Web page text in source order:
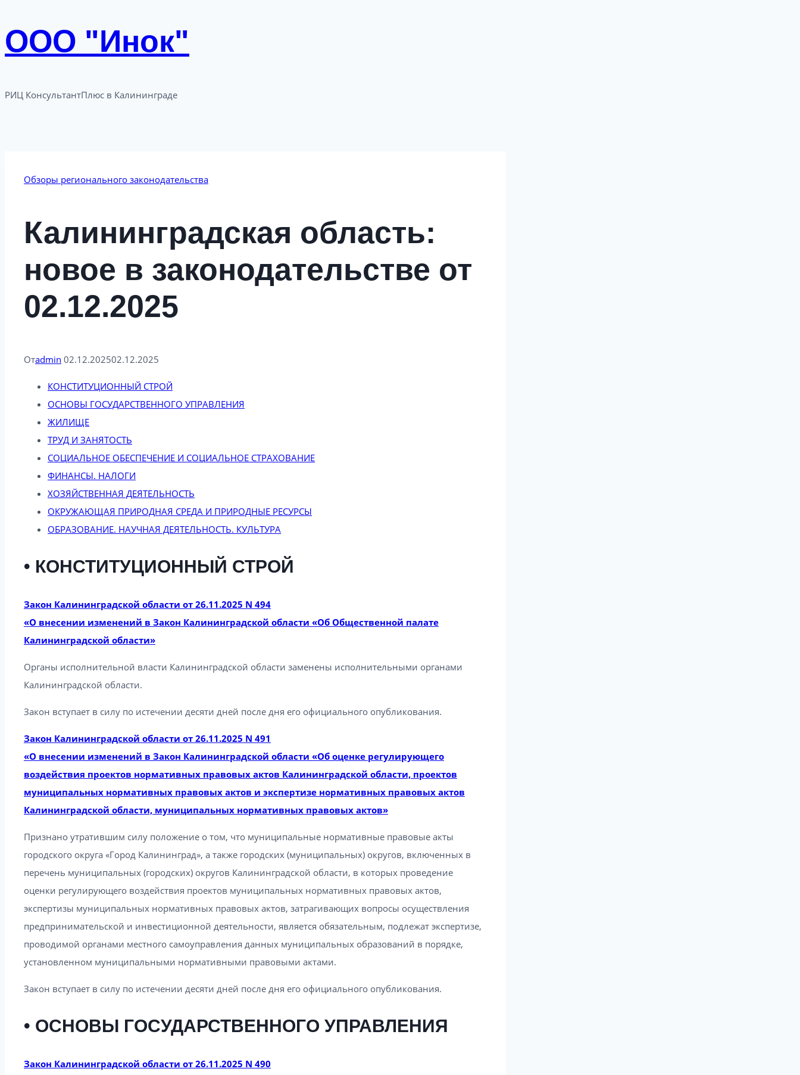
ООО "Инок"
РИЦ КонсультантПлюс в Калининграде​
Обзоры регионального законодательства
Калининградская область:
новое в законодательстве от
02.12.2025
Отadmin 02.12.202502.12.2025
КОНСТИТУЦИОННЫЙ СТРОЙ
ОСНОВЫ ГОСУДАРСТВЕННОГО УПРАВЛЕНИЯ
ЖИЛИЩЕ
ТРУД И ЗАНЯТОСТЬ
СОЦИАЛЬНОЕ ОБЕСПЕЧЕНИЕ И СОЦИАЛЬНОЕ СТРАХОВАНИЕ
ФИНАНСЫ. НАЛОГИ
ХОЗЯЙСТВЕННАЯ ДЕЯТЕЛЬНОСТЬ
ОКРУЖАЮЩАЯ ПРИРОДНАЯ СРЕДА И ПРИРОДНЫЕ РЕСУРСЫ
ОБРАЗОВАНИЕ. НАУЧНАЯ ДЕЯТЕЛЬНОСТЬ. КУЛЬТУРА
• КОНСТИТУЦИОННЫЙ СТРОЙ
Закон Калининградской области от 26.11.2025 N 494
«О внесении изменений в Закон Калининградской области «Об Общественной палате
Калининградской области»
Органы исполнительной власти Калининградской области заменены исполнительными органами
Калининградской области.
Закон вступает в силу по истечении десяти дней после дня его официального опубликования.
Закон Калининградской области от 26.11.2025 N 491
«О внесении изменений в Закон Калининградской области «Об оценке регулирующего
воздействия проектов нормативных правовых актов Калининградской области, проектов
муниципальных нормативных правовых актов и экспертизе нормативных правовых актов
Калининградской области, муниципальных нормативных правовых актов»
Признано утратившим силу положение о том, что муниципальные нормативные правовые акты
городского округа «Город Калининград», а также городских (муниципальных) округов, включенных в
перечень муниципальных (городских) округов Калининградской области, в которых проведение
оценки регулирующего воздействия проектов муниципальных нормативных правовых актов,
экспертизы муниципальных нормативных правовых актов, затрагивающих вопросы осуществления
предпринимательской и инвестиционной деятельности, является обязательным, подлежат экспертизе,
проводимой органами местного самоуправления данных муниципальных образований в порядке,
установленном муниципальными нормативными правовыми актами.
Закон вступает в силу по истечении десяти дней после дня его официального опубликования.
• ОСНОВЫ ГОСУДАРСТВЕННОГО УПРАВЛЕНИЯ
Закон Калининградской области от 26.11.2025 N 490